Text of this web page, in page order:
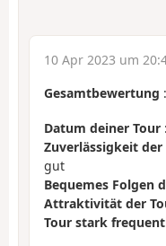
10 Apr 2023 um
Gesamtbewertung :
Datum deiner Tour
Zuverlässigkeit der
gut
Bequemes Folgen
Attraktivität der
Tour stark